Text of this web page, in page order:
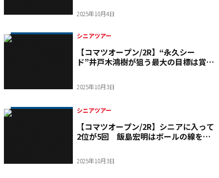
2025年10月4日
シニアツアー
【コマツオープン/2R】“永久シー
ド”井戸木鴻樹が狙う最大の目標は賞金
2025年10月3日
シニアツアー
【コマツオープン/2R】シニアに入って
2位が5回 飯島宏明はボールの線を“5
む
2025年10月3日